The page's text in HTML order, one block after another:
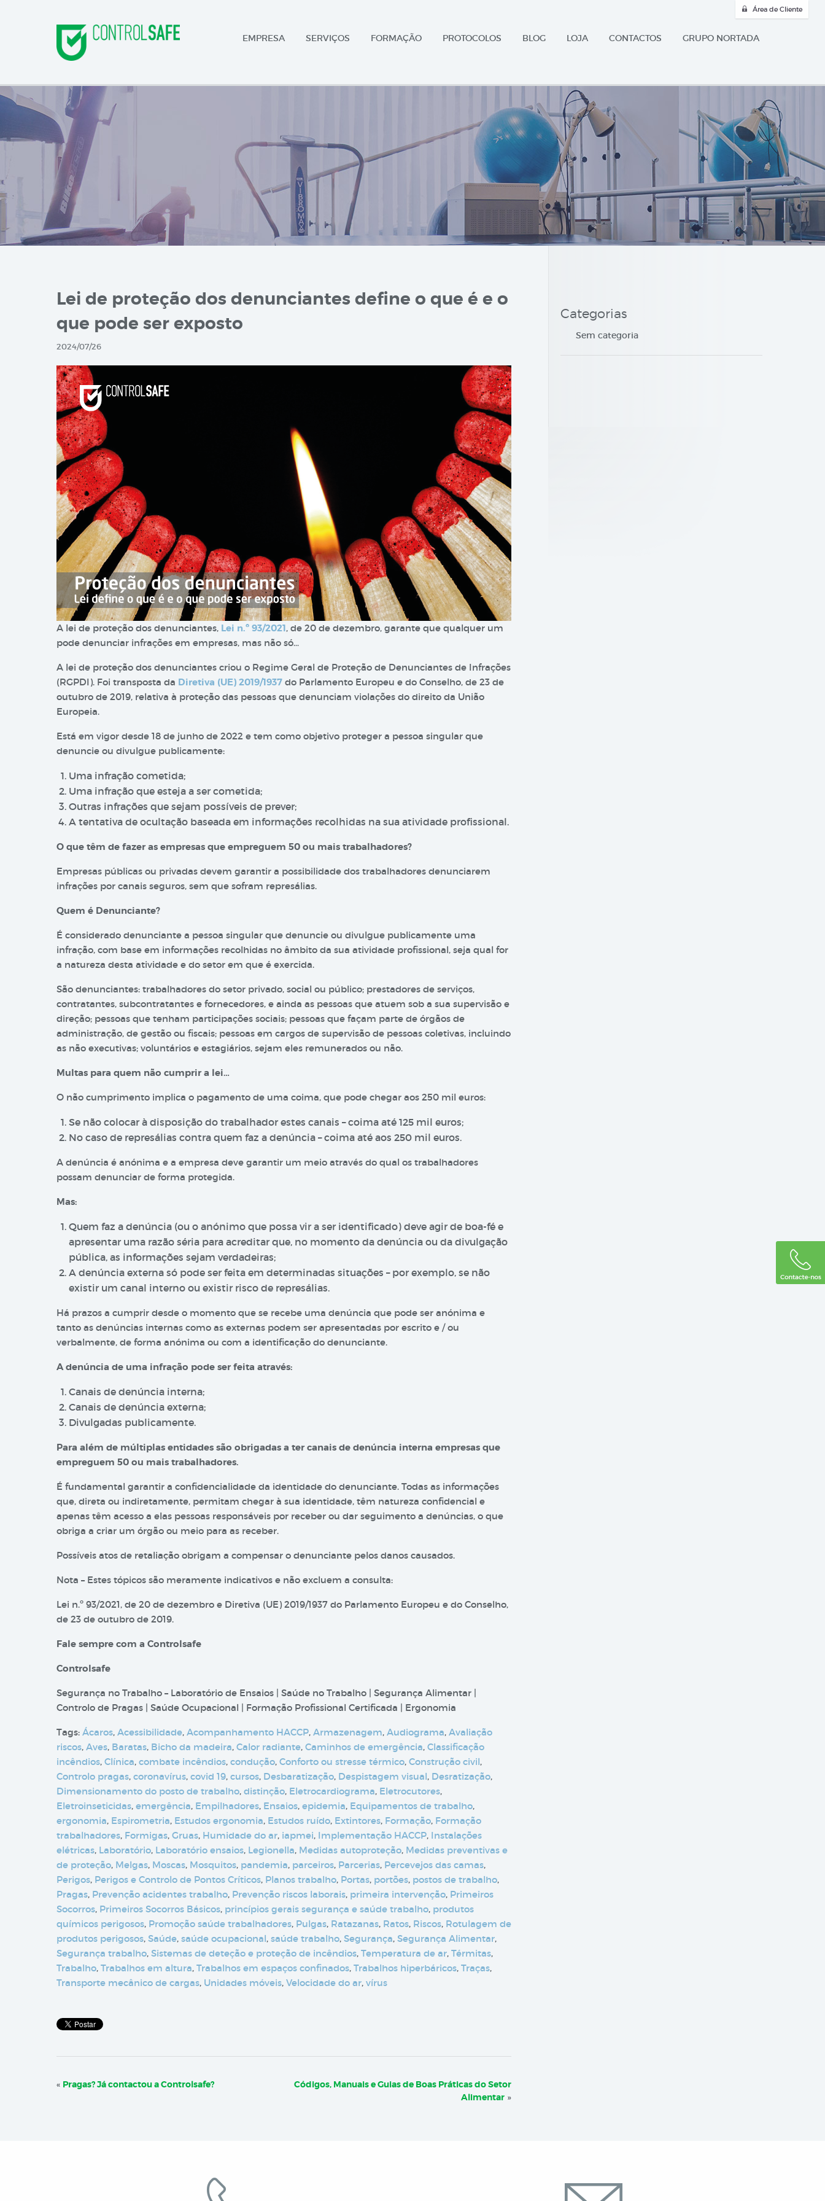
Área de Cliente
EMPRESA SERVIÇOS FORMAÇÃO PROTOCOLOS BLOG LOJA CONTACTOS GRUPO NORTADA
Lei de proteção dos denunciantes define o que é e o
que pode ser exposto
2024/07/26
A lei de proteção dos denunciantes, Lei n.º 93/2021, de 20 de dezembro, garante que qualquer um
pode denunciar infrações em empresas, mas não só…
A lei de proteção dos denunciantes criou o Regime Geral de Proteção de Denunciantes de Infrações
(RGPDI). Foi transposta da Diretiva (UE) 2019/1937 do Parlamento Europeu e do Conselho, de 23 de
outubro de 2019, relativa à proteção das pessoas que denunciam violações do direito da União
Europeia.
Está em vigor desde 18 de junho de 2022 e tem como objetivo proteger a pessoa singular que
denuncie ou divulgue publicamente:
Uma infração cometida;
Uma infração que esteja a ser cometida;
Outras infrações que sejam possíveis de prever;
A tentativa de ocultação baseada em informações recolhidas na sua atividade profissional.
O que têm de fazer as empresas que empreguem 50 ou mais trabalhadores?
Empresas públicas ou privadas devem garantir a possibilidade dos trabalhadores denunciarem
infrações por canais seguros, sem que sofram represálias.
Quem é Denunciante?
É considerado denunciante a pessoa singular que denuncie ou divulgue publicamente uma
infração, com base em informações recolhidas no âmbito da sua atividade profissional, seja qual for
a natureza desta atividade e do setor em que é exercida.
São denunciantes: trabalhadores do setor privado, social ou público; prestadores de serviços,
contratantes, subcontratantes e fornecedores, e ainda as pessoas que atuem sob a sua supervisão e
direção; pessoas que tenham participações sociais; pessoas que façam parte de órgãos de
administração, de gestão ou fiscais; pessoas em cargos de supervisão de pessoas coletivas, incluindo
as não executivas; voluntários e estagiários, sejam eles remunerados ou não.
Multas para quem não cumprir a lei…
O não cumprimento implica o pagamento de uma coima, que pode chegar aos 250 mil euros:
Se não colocar à disposição do trabalhador estes canais – coima até 125 mil euros;
No caso de represálias contra quem faz a denúncia – coima até aos 250 mil euros.
A denúncia é anónima e a empresa deve garantir um meio através do qual os trabalhadores
possam denunciar de forma protegida.
Mas:
Quem faz a denúncia (ou o anónimo que possa vir a ser identificado) deve agir de boa-fé e
apresentar uma razão séria para acreditar que, no momento da denúncia ou da divulgação
pública, as informações sejam verdadeiras;
A denúncia externa só pode ser feita em determinadas situações – por exemplo, se não
existir um canal interno ou existir risco de represálias.
Há prazos a cumprir desde o momento que se recebe uma denúncia que pode ser anónima e
tanto as denúncias internas como as externas podem ser apresentadas por escrito e / ou
verbalmente, de forma anónima ou com a identificação do denunciante.
A denúncia de uma infração pode ser feita através:
Canais de denúncia interna;
Canais de denúncia externa;
Divulgadas publicamente.
Para além de múltiplas entidades são obrigadas a ter canais de denúncia interna empresas que
empreguem 50 ou mais trabalhadores.
É fundamental garantir a confidencialidade da identidade do denunciante. Todas as informações
que, direta ou indiretamente, permitam chegar à sua identidade, têm natureza confidencial e
apenas têm acesso a elas pessoas responsáveis por receber ou dar seguimento a denúncias, o que
obriga a criar um órgão ou meio para as receber.
Possíveis atos de retaliação obrigam a compensar o denunciante pelos danos causados.
Nota – Estes tópicos são meramente indicativos e não excluem a consulta:
Lei n.º 93/2021, de 20 de dezembro e Diretiva (UE) 2019/1937 do Parlamento Europeu e do Conselho,
de 23 de outubro de 2019.
Fale sempre com a Controlsafe
Controlsafe
Segurança no Trabalho – Laboratório de Ensaios | Saúde no Trabalho | Segurança Alimentar |
Controlo de Pragas | Saúde Ocupacional | Formação Profissional Certificada | Ergonomia
Tags: Ácaros, Acessibilidade, Acompanhamento HACCP, Armazenagem, Audiograma, Avaliação
riscos, Aves, Baratas, Bicho da madeira, Calor radiante, Caminhos de emergência, Classificação
incêndios, Clínica, combate incêndios, condução, Conforto ou stresse térmico, Construção civil,
Controlo pragas, coronavírus, covid 19, cursos, Desbaratização, Despistagem visual, Desratização,
Dimensionamento do posto de trabalho, distinção, Eletrocardiograma, Eletrocutores,
Eletroinseticidas, emergência, Empilhadores, Ensaios, epidemia, Equipamentos de trabalho,
ergonomia, Espirometria, Estudos ergonomia, Estudos ruído, Extintores, Formação, Formação
trabalhadores, Formigas, Gruas, Humidade do ar, iapmei, Implementação HACCP, Instalações
elétricas, Laboratório, Laboratório ensaios, Legionella, Medidas autoproteção, Medidas preventivas e
de proteção, Melgas, Moscas, Mosquitos, pandemia, parceiros, Parcerias, Percevejos das camas,
Perigos, Perigos e Controlo de Pontos Críticos, Planos trabalho, Portas, portões, postos de trabalho,
Pragas, Prevenção acidentes trabalho, Prevenção riscos laborais, primeira intervenção, Primeiros
Socorros, Primeiros Socorros Básicos, princípios gerais segurança e saúde trabalho, produtos
químicos perigosos, Promoção saúde trabalhadores, Pulgas, Ratazanas, Ratos, Riscos, Rotulagem de
produtos perigosos, Saúde, saúde ocupacional, saúde trabalho, Segurança, Segurança Alimentar,
Segurança trabalho, Sistemas de deteção e proteção de incêndios, Temperatura de ar, Térmitas,
Trabalho, Trabalhos em altura, Trabalhos em espaços confinados, Trabalhos hiperbáricos, Traças,
Transporte mecânico de cargas, Unidades móveis, Velocidade do ar, vírus
« Pragas? Já contactou a Controlsafe?
Códigos, Manuais e Guias de Boas Práticas do Setor
Alimentar »
Categorias
Sem categoria